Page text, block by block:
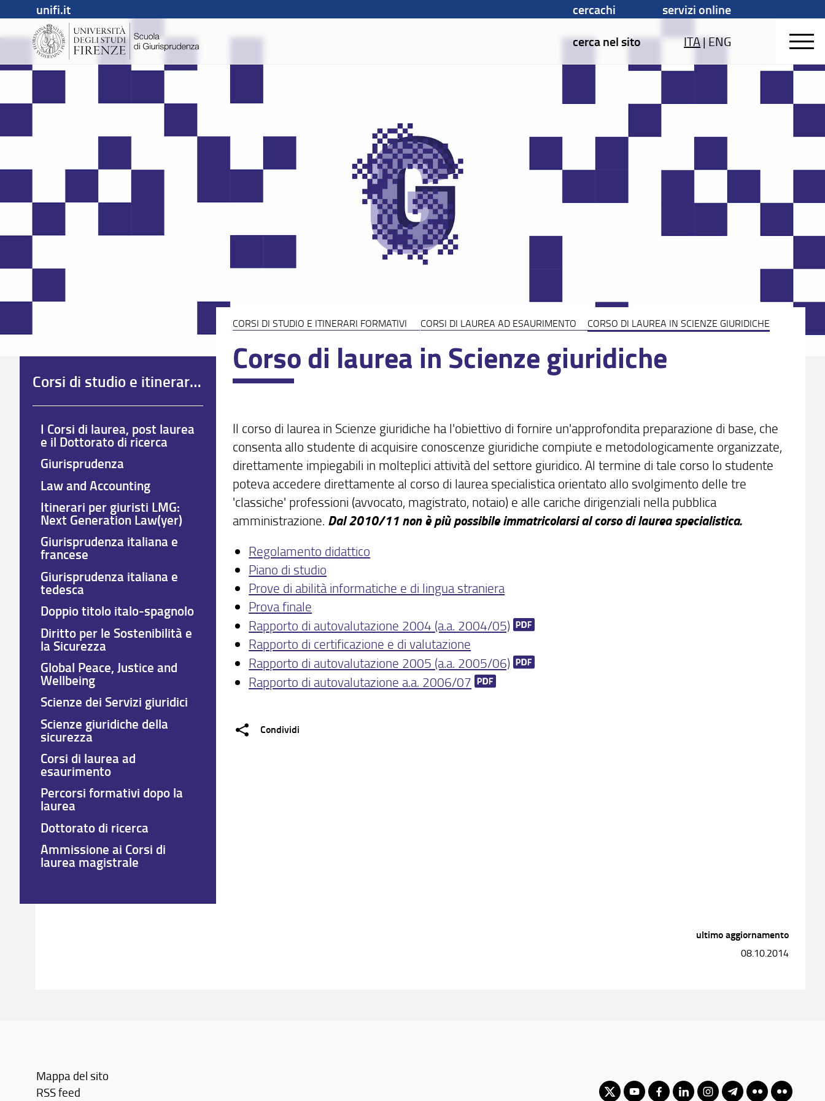
unifi.it cercachi
servizi online
cerca nel sito
ITA|ENG
CORSI DI STUDIO E ITINERARI FORMATIVI CORSI DI LAUREA AD ESAURIMENTO CORSO DI LAUREA IN SCIENZE GIURIDICHE
Corso di laurea in Scienze giuridiche
Il corso di laurea in Scienze giuridiche ha l'obiettivo di fornire un'approfondita preparazione di base, che
consenta allo studente di acquisire conoscenze giuridiche compiute e metodologicamente organizzate,
direttamente impiegabili in molteplici attività del settore giuridico. Al termine di tale corso lo studente
poteva accedere direttamente al corso di laurea specialistica orientato allo svolgimento delle tre
'classiche' professioni (avvocato, magistrato, notaio) e alle cariche dirigenziali nella pubblica
amministrazione. Dal 2010/11 non è più possibile immatricolarsi al corso di laurea specialistica.
Regolamento didattico
Piano di studio
Prove di abilità informatiche e di lingua straniera
Prova finale
Rapporto di autovalutazione 2004 (a.a. 2004/05)
Rapporto di certificazione e di valutazione
Rapporto di autovalutazione 2005 (a.a. 2005/06)
Rapporto di autovalutazione a.a. 2006/07
Condividi
Corsi di studio e itinerari formativi
I Corsi di laurea, post laurea
e il Dottorato di ricerca
Giurisprudenza
Law and Accounting
Itinerari per giuristi LMG:
Next Generation Law(yer)
Giurisprudenza italiana e
francese
Giurisprudenza italiana e
tedesca
Doppio titolo italo-spagnolo
Diritto per le Sostenibilità e
la Sicurezza
Global Peace, Justice and
Wellbeing
Scienze dei Servizi giuridici
Scienze giuridiche della
sicurezza
Corsi di laurea ad
esaurimento
Percorsi formativi dopo la
laurea
Dottorato di ricerca
Ammissione ai Corsi di
laurea magistrale
ultimo aggiornamento
08.10.2014
Mappa del sito
RSS feed